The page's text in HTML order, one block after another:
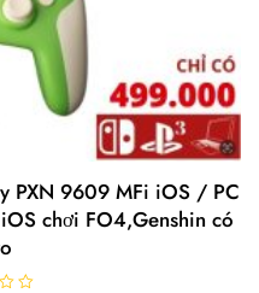
PXN 9609 MFi iOS / PC
chơi FO4,Genshin có